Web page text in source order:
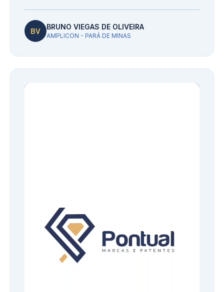
BV BRUNO VIEGAS DE OLIVEIRA
AMPLICON - PARÁ DE MINAS